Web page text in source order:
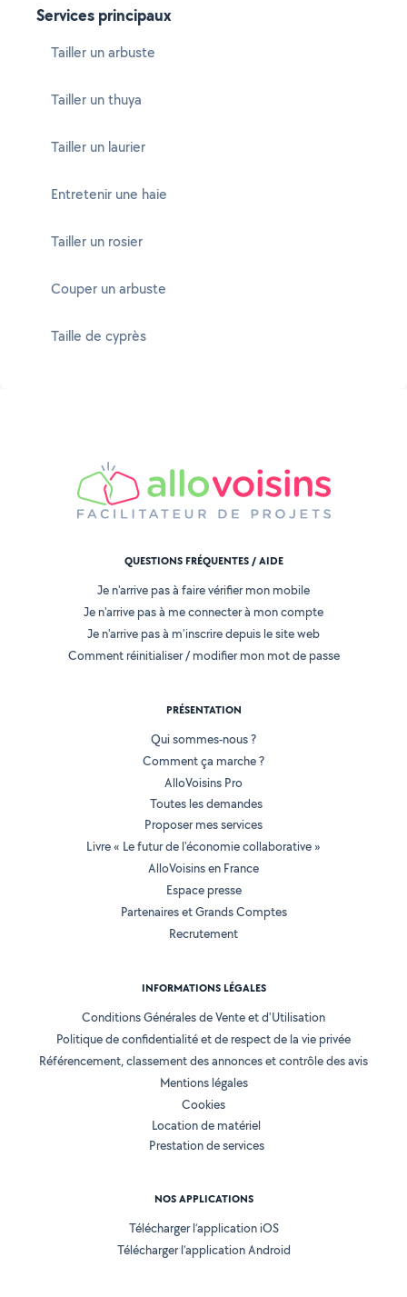
Services principaux
Tailler un arbuste
Tailler un thuya
Tailler un laurier
Entretenir une haie
Tailler un rosier
Couper un arbuste
Taille de cyprès
QUESTIONS FRÉQUENTES / AIDE
Je n'arrive pas à faire vérifier mon mobile
Je n'arrive pas à me connecter à mon compte
Je n'arrive pas à m'inscrire depuis le site web
Comment réinitialiser / modifier mon mot de passe
PRÉSENTATION
Qui sommes-nous ?
Comment ça marche ?
AlloVoisins Pro
Toutes les demandes
Proposer mes services
Livre « Le futur de l'économie collaborative »
AlloVoisins en France
Espace presse
Partenaires et Grands Comptes
Recrutement
INFORMATIONS LÉGALES
Conditions Générales de Vente et d'Utilisation
Politique de confidentialité et de respect de la vie privée
Référencement, classement des annonces et contrôle des avis
Mentions légales
Cookies
Location de matériel
Prestation de services
NOS APPLICATIONS
Télécharger l’application iOS
Télécharger l’application Android